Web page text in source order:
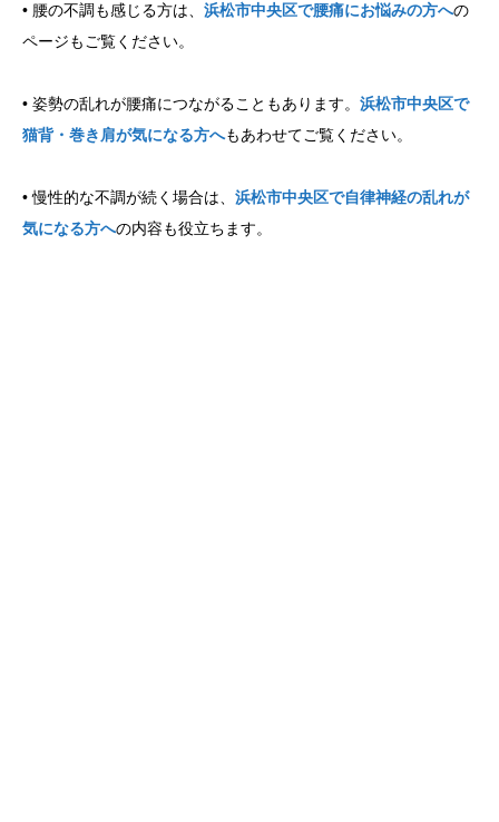
• 腰の不調も感じる方は、 浜松市中央区で腰痛にお悩みの方への
ページもご覧ください。
• 姿勢の乱れが腰痛につながることもあります。 浜松市中央区で
猫背・巻き肩が気になる方へもあわせてご覧ください。
• 慢性的な不調が続く場合は、 浜松市中央区で自律神経の乱れが
気になる方への内容も役立ちます。